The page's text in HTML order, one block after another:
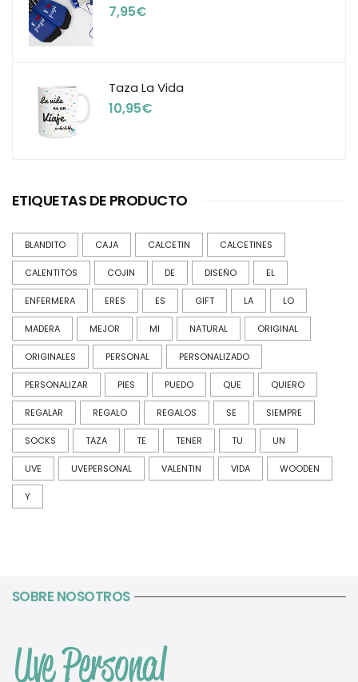
7,95€
Taza La Vida
10,95€
ETIQUETAS DE PRODUCTO
BLANDITO CAJA CALCETIN CALCETINES
CALENTITOS COJIN DE DISEÑO EL
ENFERMERA ERES ES GIFT LA LO
MADERA MEJOR MI NATURAL ORIGINAL
ORIGINALES PERSONAL PERSONALIZADO
PERSONALIZAR PIES PUEDO QUE QUIERO
REGALAR REGALO REGALOS SE SIEMPRE
SOCKS TAZA TE TENER TU UN
UVE UVEPERSONAL VALENTIN VIDA WOODEN
Y
SOBRE NOSOTROS